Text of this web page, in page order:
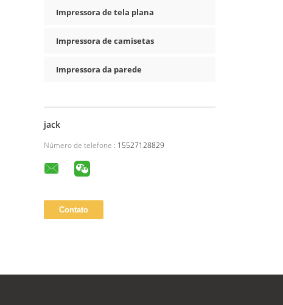
Impressora de tela plana
Impressora de camisetas
Impressora da parede
jack
Número de telefone : 15527128829